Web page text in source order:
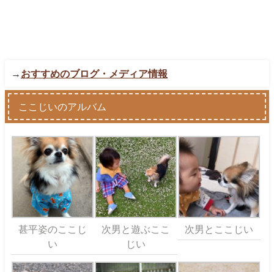
→ おすすめのブログ・メディア情報
ここじいのアルバム
甚平姿のここじ
い
次男と遊ぶここ
じい
次男とここじい